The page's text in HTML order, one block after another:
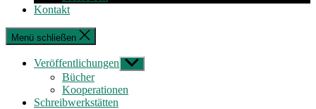
Kontakt
Menü schließen
Veröffentlichungen Untermenü
anzeigen
Bücher
Kooperationen
Schreibwerkstätten